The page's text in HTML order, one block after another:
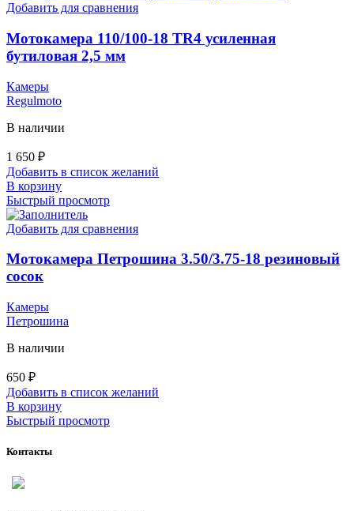
Добавить для сравнения
Мотокамера 110/100-18 TR4 усиленная
бутиловая 2,5 мм
Камеры
Regulmoto
В наличии
1 650 ₽
Добавить в список желаний
В корзину
Быстрый просмотр
Добавить для сравнения
Мотокамера Петрошина 3.50/3.75-18 резиновый
сосок
Камеры
Петрошина
В наличии
650 ₽
Добавить в список желаний
В корзину
Быстрый просмотр
Контакты